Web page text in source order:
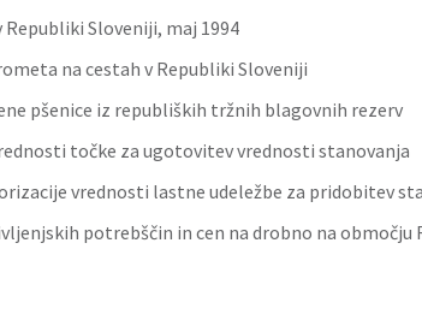
Sloveniji, maj 1994
na cestah v Republiki Sloveniji
pšenice iz republiških tržnih blagovnih rezerv
točke za ugotovitev vrednosti stanovanja
vrednosti lastne udeležbe za pridobitev
potrebščin in cen na drobno na območju